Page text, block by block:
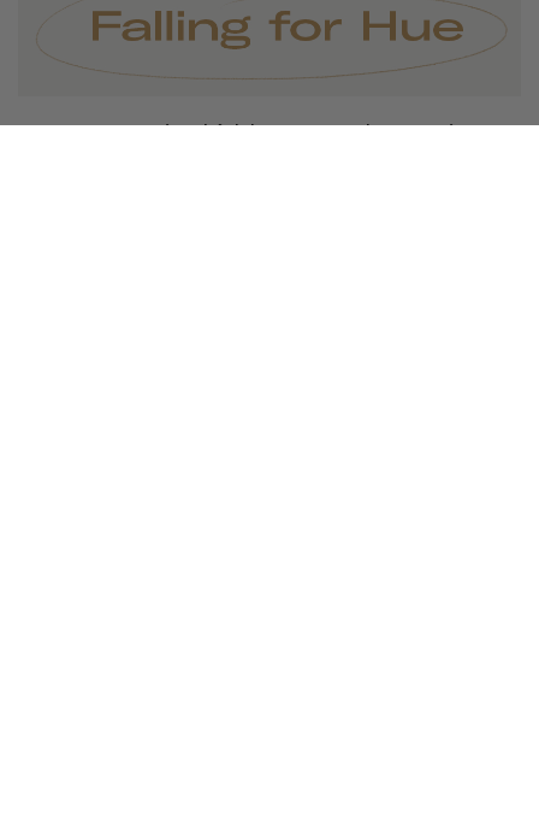
Terracottais dé kleur van het seizoen